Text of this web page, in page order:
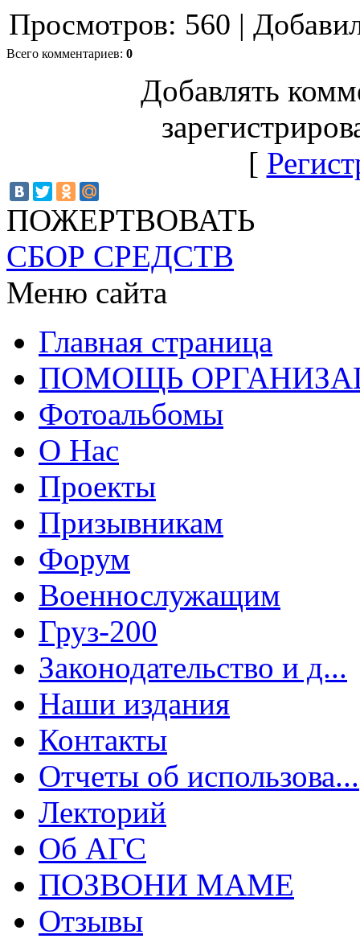
Просмотров: 560 |
Всего комментариев: 0
Добавлять
[
ПОЖЕРТВОВАТЬ
СБОР СРЕДСТВ
Меню сайта
Главная страница
ПОМОЩЬ
Фотоальбомы
О Нас
Проекты
Призывникам
Форум
Военнослужащим
Груз-200
Законодательство и д...
Наши издания
Контакты
Отчеты об использова...
Лекторий
Об АГС
ПОЗВОНИ МАМЕ
Отзывы